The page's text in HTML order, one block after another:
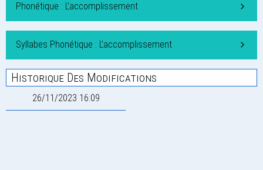
Phonétique : L’accomplissement
Syllabes Phonétique : L’accomplissement
Historique Des Modifications
26/11/2023 16:09